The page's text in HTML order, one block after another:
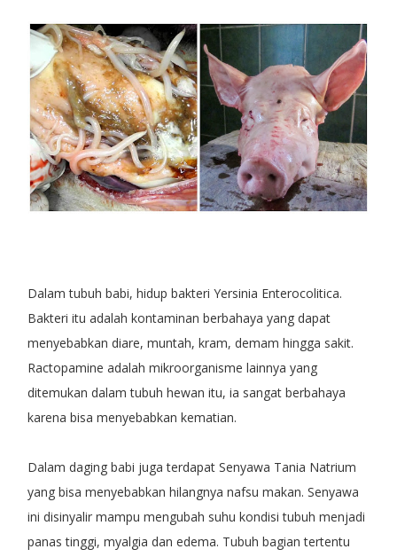
Dalam tubuh babi, hidup bakteri Yersinia Enterocolitica.
Bakteri itu adalah kontaminan berbahaya yang dapat
menyebabkan diare, muntah, kram, demam hingga sakit.
Ractopamine adalah mikroorganisme lainnya yang
ditemukan dalam tubuh hewan itu, ia sangat berbahaya
karena bisa menyebabkan kematian.
Dalam daging babi juga terdapat Senyawa Tania Natrium
yang bisa menyebabkan hilangnya nafsu makan. Senyawa
ini disinyalir mampu mengubah suhu kondisi tubuh menjadi
panas tinggi, myalgia dan edema. Tubuh bagian tertentu